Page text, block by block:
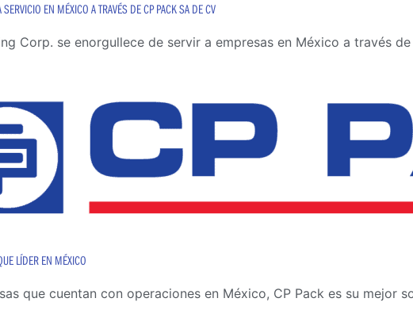
EN MÉXICO A TRAVÉS DE CP PACK SA DE CV
Corp. se enorgullece de servir a empresas en México a través
LÍDER EN MÉXICO
que cuentan con operaciones en México, CP Pack es su mejor